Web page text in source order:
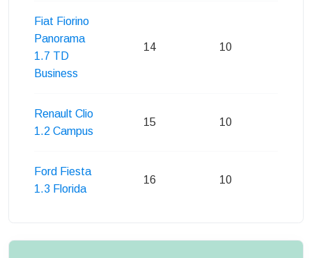
Fiat Fiorino
Panorama
1.7 TD
Business
14 10
Renault Clio
1.2 Campus
15 10
Ford Fiesta
1.3 Florida
16 10